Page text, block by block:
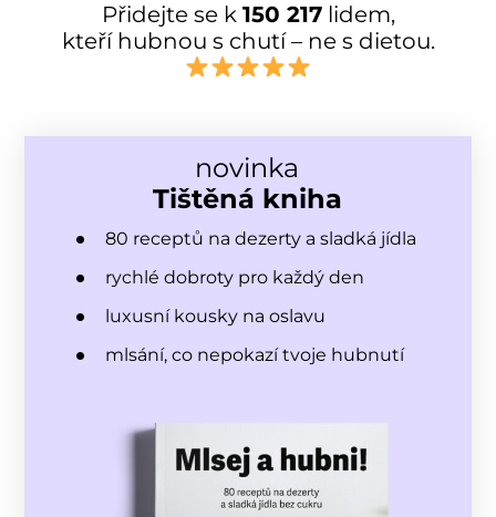
Přidejte se k 150 217 lidem,
kteří hubnou s chutí – ne s dietou.
novinka
Tištěná kniha
80 receptů na dezerty a sladká jídla
rychlé dobroty pro každý den
luxusní kousky na oslavu
mlsání, co nepokazí tvoje hubnutí